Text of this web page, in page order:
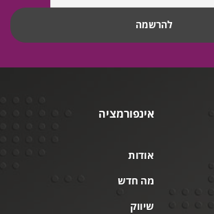
אינפורמציה
אודות
מה חדש
שיווק